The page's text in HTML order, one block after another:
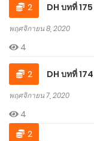
2 DH บทที่
พฤศจิกายน 8, 2020
4
2 DH บทที่
พฤศจิกายน 7, 2020
4
2